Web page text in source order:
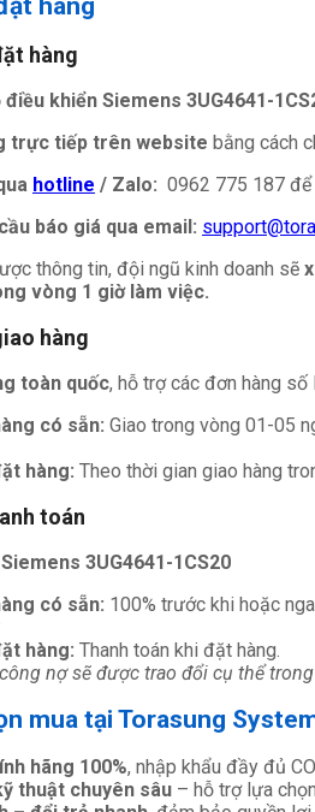
hàng
điều khiển Siemens 3UG4641-
trực tiếp trên website bằng cách
hotline / Zalo: 0962 775 187
báo giá qua email:
thông tin, đội ngũ kinh doanh sẽ
vòng 1 giờ làm việc.
hàng
toàn quốc, hỗ trợ các đơn hàng số
có sẵn: Giao trong vòng 01-05
hàng: Theo thời gian giao hàng
toán
3UG4641-1CS20
có sẵn: 100% trước khi hoặc
hàng: Thanh toán khi đặt hàng.
nợ sẽ được trao đổi cụ thể
mua tại Torasung
hãng 100%, nhập khẩu đầy đủ
thuật chuyên sâu – hỗ trợ lựa